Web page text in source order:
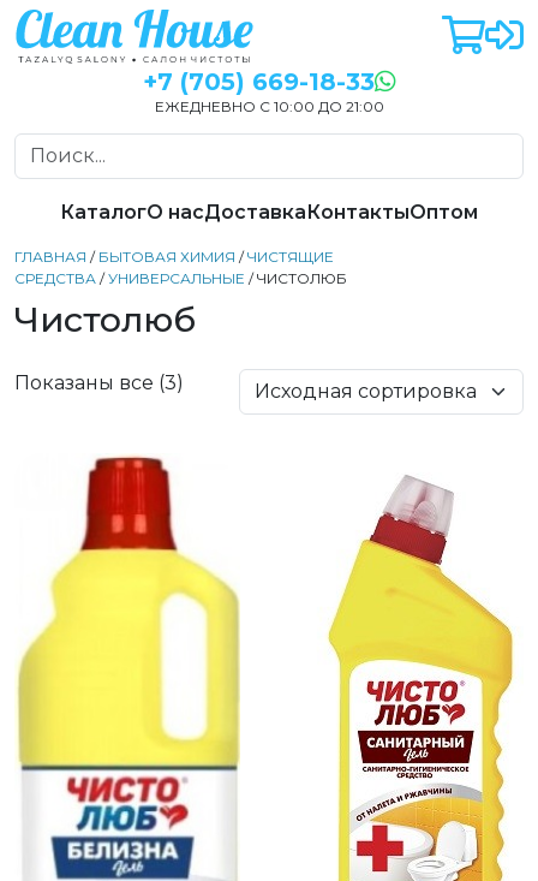
+7 (705) 669-18-33
ЕЖЕДНЕВНО С 10:00 ДО 21:00
КаталогО насДоставкаКонтактыОптом
ГЛАВНАЯ / БЫТОВАЯ ХИМИЯ /ЧИСТЯЩИЕ
СРЕДСТВА /УНИВЕРСАЛЬНЫЕ / ЧИСТОЛЮБ
Чистолюб
Показаны все (3)